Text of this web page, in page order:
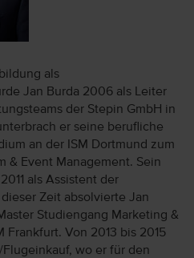
als
Jan Burda 2006 als Leiter
der Stepin GmbH in
er seine berufliche
an der ISM Dortmund zum
& Event Management. Sein
als Assistent der
Zeit absolvierte Jan
Studiengang Marketing &
Frankfurt. Von 2013 bis 2015
wo er für den